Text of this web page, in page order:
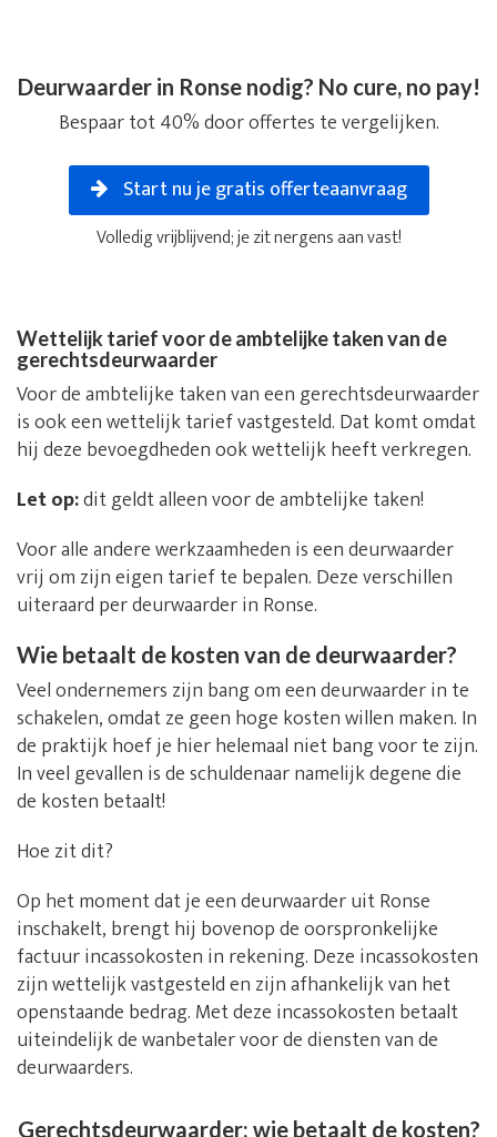
Deurwaarder in Ronse nodig? No cure, no pay!
Bespaar tot 40% door offertes te vergelijken.
Start nu je gratis offerteaanvraag
Volledig vrijblijvend; je zit nergens aan vast!
Wettelijk tarief voor de ambtelijke taken van de
gerechtsdeurwaarder
Voor de ambtelijke taken van een gerechtsdeurwaarder
is ook een wettelijk tarief vastgesteld. Dat komt omdat
hij deze bevoegdheden ook wettelijk heeft verkregen.
Let op:dit geldt alleen voor de ambtelijke taken!
Voor alle andere werkzaamheden is een deurwaarder
vrij om zijn eigen tarief te bepalen. Deze verschillen
uiteraard per deurwaarder in Ronse.
Wie betaalt de kosten van de deurwaarder?
Veel ondernemers zijn bang om een deurwaarder in te
schakelen, omdat ze geen hoge kosten willen maken. In
de praktijk hoef je hier helemaal niet bang voor te zijn.
In veel gevallen is de schuldenaar namelijk degene die
de kosten betaalt!
Hoe zit dit?
Op het moment dat je een deurwaarder uit Ronse
inschakelt, brengt hij bovenop de oorspronkelijke
factuur incassokosten in rekening. Deze incassokosten
zijn wettelijk vastgesteld en zijn afhankelijk van het
openstaande bedrag. Met deze incassokosten betaalt
uiteindelijk de wanbetaler voor de diensten van de
deurwaarders.
Gerechtsdeurwaarder: wie betaalt de kosten?